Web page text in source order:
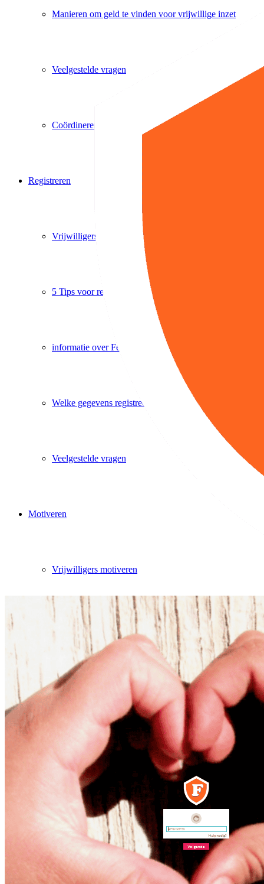
Manieren om geld te vinden voor vrijwillige inzet
Veelgestelde vragen
Coördineren van vrijwilligers doe je zo
Registreren
Vrijwilligers registreren
5 Tips voor registreren
informatie over Fenna
Welke gegevens registreer je
Veelgestelde vragen
Motiveren
Vrijwilligers motiveren
5 Manieren om te motiveren
5 tips om beter te binden
Tevredenheidsonderzoek
6 tips om feedback te geven
Motiverende Gespreksvoering